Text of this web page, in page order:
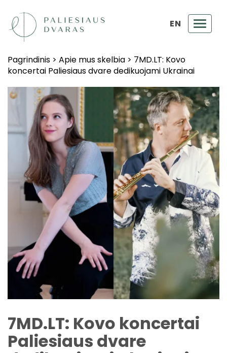
EN
Pagrindinis > Apie mus skelbia > 7MD.LT: Kovo
koncertai Paliesiaus dvare dedikuojami Ukrainai
7MD.LT: Kovo koncertai
Paliesiaus dvare